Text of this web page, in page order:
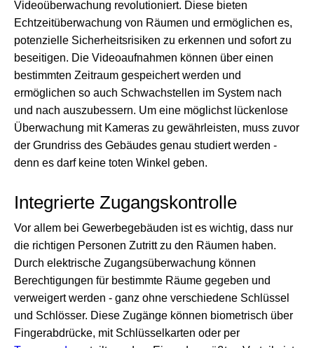
Videoüberwachung revolutioniert. Diese bieten
Echtzeitüberwachung von Räumen und ermöglichen es,
potenzielle Sicherheitsrisiken zu erkennen und sofort zu
beseitigen. Die Videoaufnahmen können über einen
bestimmten Zeitraum gespeichert werden und
ermöglichen so auch Schwachstellen im System nach
und nach auszubessern. Um eine möglichst lückenlose
Überwachung mit Kameras zu gewährleisten, muss zuvor
der Grundriss des Gebäudes genau studiert werden -
denn es darf keine toten Winkel geben.
Integrierte Zugangskontrolle
Vor allem bei Gewerbegebäuden ist es wichtig, dass nur
die richtigen Personen Zutritt zu den Räumen haben.
Durch elektrische Zugangsüberwachung können
Berechtigungen für bestimmte Räume gegeben und
verweigert werden - ganz ohne verschiedene Schlüssel
und Schlösser. Diese Zugänge können biometrisch über
Fingerabdrücke, mit Schlüsselkarten oder per